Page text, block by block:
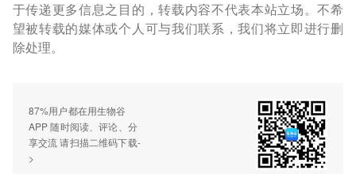
于传递更多信息之目的，转载内容不代表本站立场。不希
望被转载的媒体或个人可与我们联系，我们将立即进行删
除处理。
87%用户都在用生物谷
APP 随时阅读、评论、分
享交流 请扫描二维码下载-
>